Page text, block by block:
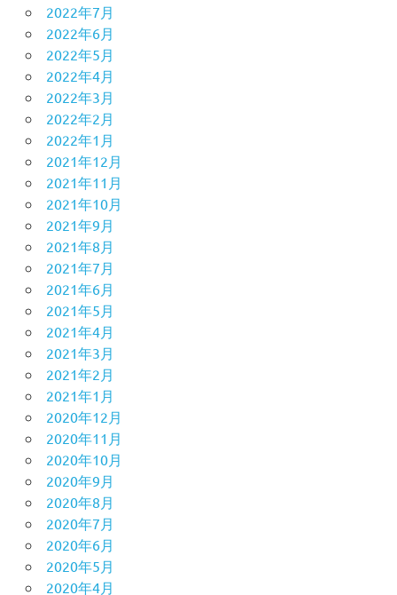
2022年7月
2022年6月
2022年5月
2022年4月
2022年3月
2022年2月
2022年1月
2021年12月
2021年11月
2021年10月
2021年9月
2021年8月
2021年7月
2021年6月
2021年5月
2021年4月
2021年3月
2021年2月
2021年1月
2020年12月
2020年11月
2020年10月
2020年9月
2020年8月
2020年7月
2020年6月
2020年5月
2020年4月